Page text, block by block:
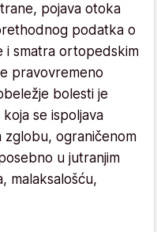
pojava otoka
podatka o
i smatra ortopedskim
pravovremeno
bolesti je
se ispoljava
zglobu, ograničenom
u jutranjim
malaksalošću,